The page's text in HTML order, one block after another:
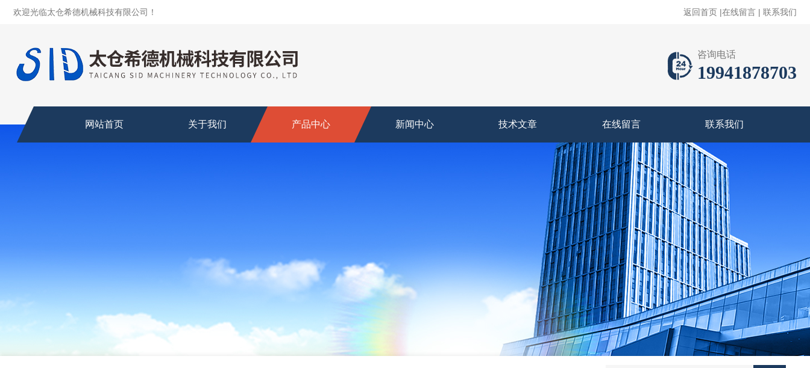
欢迎光临太仓希德机械科技有限公司！ 返回首页 |在线留言 | 联系我们
咨询电话
19941878703
网站首页 关于我们 产品中心 新闻中心 技术文章 在线留言 联系我们